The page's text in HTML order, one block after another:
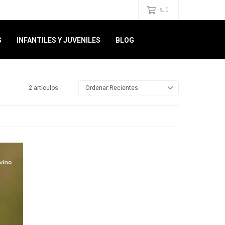
INFANTILES Y JUVENILES BLOG
$U 0
2 artículos Recientes